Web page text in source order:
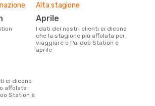
Alta stagione
aprile
I dati dei nostri clienti ci dicono
che la stagione più affolata per
viaggiare e Pardoo Station è
aprile
affolata
Station è